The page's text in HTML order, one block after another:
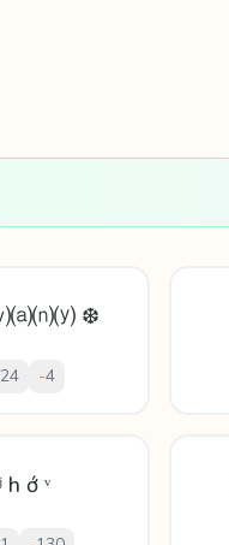
❆
-4
h ớ ᵛ